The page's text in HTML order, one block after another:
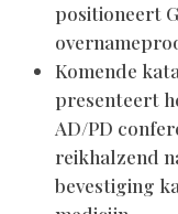
positioneert
Komende
presenteert
AD/PD
reikhalzend
bevestiging